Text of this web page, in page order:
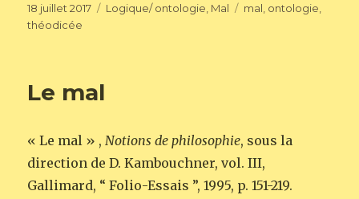
Publié
le
18 juillet 2017 Catégories
Logique/ ontologie Mal Étiquettes
mal ontologie
théodicée
Le mal
« Le mal » ,Notions de philosophie, sous la
direction de D. Kambouchner, vol. III,
Gallimard, “ Folio-Essais ”, 1995, p. 151-219.